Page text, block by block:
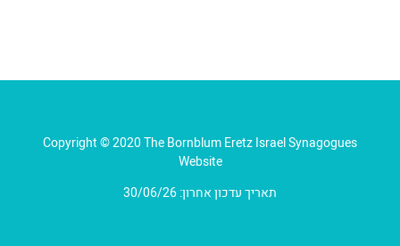
Copyright © 2020 The Bornblum Eretz Israel Synagogues
Website
תאריך עדכון אחרון: 30/06/26